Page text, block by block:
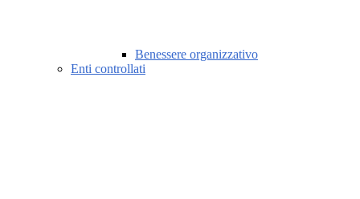
Benessere organizzativo
Enti controllati